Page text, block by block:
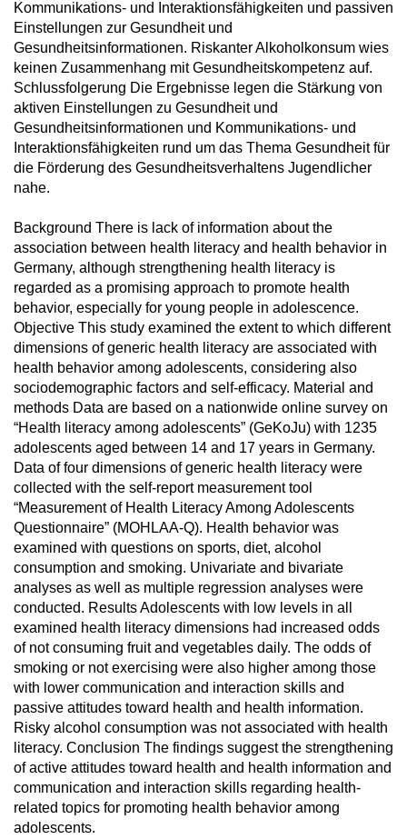
Kommunikations- und Interaktionsfähigkeiten und passiven
Einstellungen zur Gesundheit und
Gesundheitsinformationen. Riskanter Alkoholkonsum wies
keinen Zusammenhang mit Gesundheitskompetenz auf.
Schlussfolgerung Die Ergebnisse legen die Stärkung von
aktiven Einstellungen zu Gesundheit und
Gesundheitsinformationen und Kommunikations- und
Interaktionsfähigkeiten rund um das Thema Gesundheit für
die Förderung des Gesundheitsverhaltens Jugendlicher
nahe.
Background There is lack of information about the
association between health literacy and health behavior in
Germany, although strengthening health literacy is
regarded as a promising approach to promote health
behavior, especially for young people in adolescence.
Objective This study examined the extent to which different
dimensions of generic health literacy are associated with
health behavior among adolescents, considering also
sociodemographic factors and self-efficacy. Material and
methods Data are based on a nationwide online survey on
“Health literacy among adolescents” (GeKoJu) with 1235
adolescents aged between 14 and 17 years in Germany.
Data of four dimensions of generic health literacy were
collected with the self-report measurement tool
“Measurement of Health Literacy Among Adolescents
Questionnaire” (MOHLAA-Q). Health behavior was
examined with questions on sports, diet, alcohol
consumption and smoking. Univariate and bivariate
analyses as well as multiple regression analyses were
conducted. Results Adolescents with low levels in all
examined health literacy dimensions had increased odds
of not consuming fruit and vegetables daily. The odds of
smoking or not exercising were also higher among those
with lower communication and interaction skills and
passive attitudes toward health and health information.
Risky alcohol consumption was not associated with health
literacy. Conclusion The findings suggest the strengthening
of active attitudes toward health and health information and
communication and interaction skills regarding health-
related topics for promoting health behavior among
adolescents.